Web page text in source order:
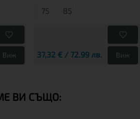
Виж
75 85
37,32 € / 72.99 лв. Виж
ВИ СЪЩО: